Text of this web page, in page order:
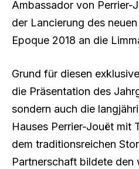
Ambassador von Perrier-
der Lancierung des
Epoque 2018 an die
Grund für diesen
die Präsentation des
sondern auch die
Hauses Perrier-Jouët mit
dem traditionsreichen
Partnerschaft bildete den